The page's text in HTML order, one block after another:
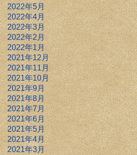
2022年5月
2022年4月
2022年3月
2022年2月
2022年1月
2021年12月
2021年11月
2021年10月
2021年9月
2021年8月
2021年7月
2021年6月
2021年5月
2021年4月
2021年3月